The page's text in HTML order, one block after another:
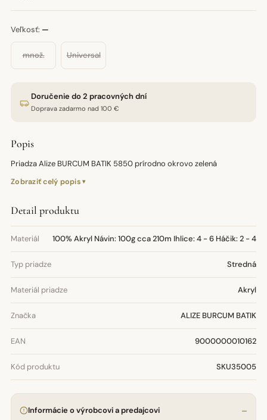
Veľkosť: —
množ. Universal
Doručenie do 2 pracovných dní
Doprava zadarmo nad 100 €
Popis
Priadza Alize BURCUM BATIK 5850 prírodno okrovo zelená
Zobraziť celý popis
Detail produktu
Materiál 100% Akryl Návin: 100g cca 210m Ihlice: 4 - 6 Háčik: 2 - 4
Typ priadze Stredná
Materiál priadze Akryl
Značka ALIZE BURCUM BATIK
EAN 9000000010162
Kód produktu SKU35005
Informácie o výrobcovi a predajcovi